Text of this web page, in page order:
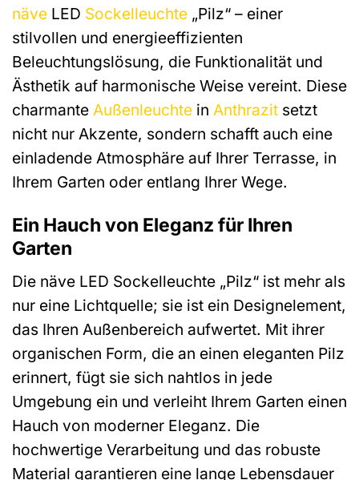
näve LED Sockelleuchte „Pilz“ – einer
stilvollen und energieeffizienten
Beleuchtungslösung, die Funktionalität und
Ästhetik auf harmonische Weise vereint. Diese
charmante Außenleuchte in Anthrazit setzt
nicht nur Akzente, sondern schafft auch eine
einladende Atmosphäre auf Ihrer Terrasse, in
Ihrem Garten oder entlang Ihrer Wege.
Ein Hauch von Eleganz für Ihren
Garten
Die näve LED Sockelleuchte „Pilz“ ist mehr als
nur eine Lichtquelle; sie ist ein Designelement,
das Ihren Außenbereich aufwertet. Mit ihrer
organischen Form, die an einen eleganten Pilz
erinnert, fügt sie sich nahtlos in jede
Umgebung ein und verleiht Ihrem Garten einen
Hauch von moderner Eleganz. Die
hochwertige Verarbeitung und das robuste
Material garantieren eine lange Lebensdauer